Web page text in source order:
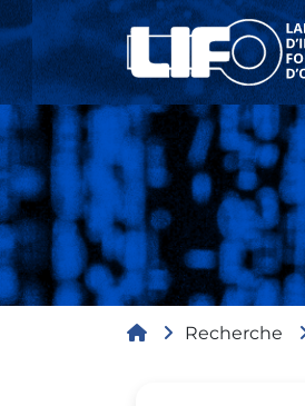
Aller au contenu principal
Fil d'Ariane
Recherche